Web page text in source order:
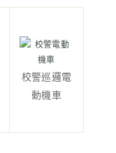
校警巡邏電
動機車